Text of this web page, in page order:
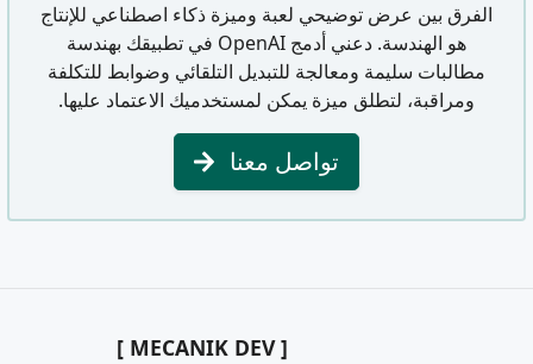
الفرق بين عرض توضيحي لعبة وميزة ذكاء اصطناعي للإنتاج
هو الهندسة. دعني أدمج OpenAI في تطبيقك بهندسة
مطالبات سليمة ومعالجة للتبديل التلقائي وضوابط للتكلفة
ومراقبة، لتطلق ميزة يمكن لمستخدميك الاعتماد عليها.
تواصل معنا
[ MECANIK DEV ]